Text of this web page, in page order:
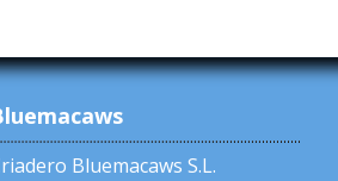
Bluemacaws S.L.